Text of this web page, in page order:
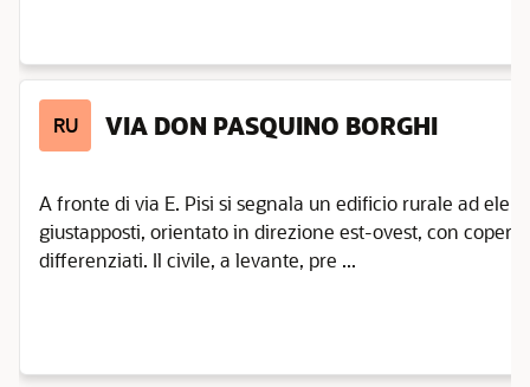
RU VIA DON PASQUINO BORGHI
A fronte di via E. Pisi si segnala un edificio rurale ad
giustapposti, orientato in direzione est-ovest, con
differenziati. Il civile, a levante, pre ...